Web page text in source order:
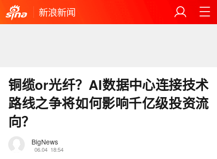
新浪新闻
铜缆or光纤？AI数据中心连接技术
路线之争将如何影响千亿级投资流
向？
BigNews
06.04 18:54